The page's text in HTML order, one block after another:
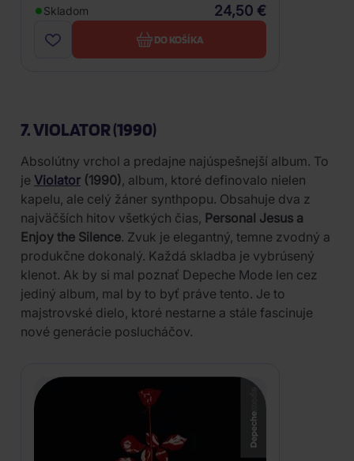
Skladom 24,50 €
DO KOŠÍKA
7. VIOLATOR (1990)
Absolútny vrchol a predajne najúspešnejší album. To
je Violator (1990), album, ktoré definovalo nielen
kapelu, ale celý žáner synthpopu. Obsahuje dva z
najväčších hitov všetkých čias, Personal Jesus a
Enjoy the Silence. Zvuk je elegantný, temne zvodný a
produkčne dokonalý. Každá skladba je vybrúsený
klenot. Ak by si mal poznať Depeche Mode len cez
jediný album, mal by to byť práve tento. Je to
majstrovské dielo, ktoré nestarne a stále fascinuje
nové generácie poslucháčov.